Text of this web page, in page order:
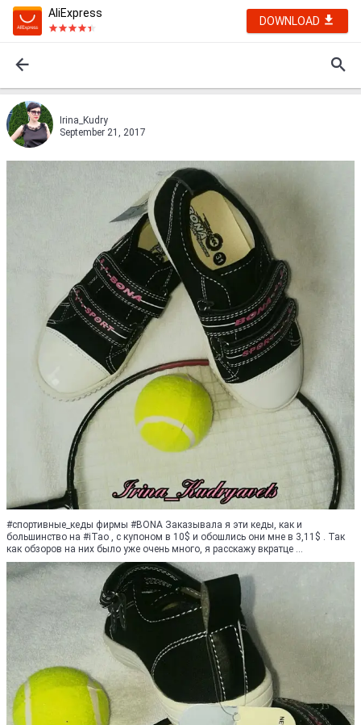
AliExpress
DOWNLOAD
Irina_Kudry
September 21, 2017
#спортивные_кеды фирмы #BONA Заказывала я эти кеды, как и
большинство на #iTao , с купоном в 10$ и обошлись они мне в 3,11$ . Так
как обзоров на них было уже очень много, я расскажу вкратце ...